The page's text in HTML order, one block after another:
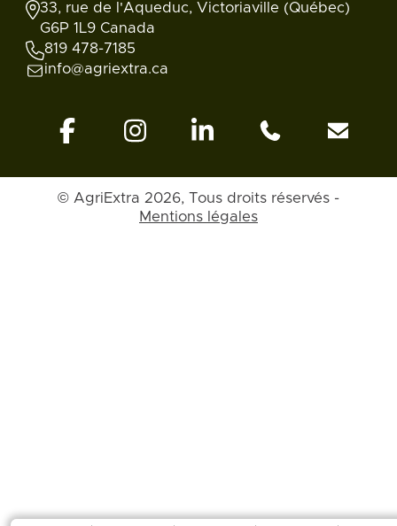
33, rue de l'Aqueduc, Victoriaville (Québec)
G6P 1L9 Canada
819 478-7185
info@agriextra.ca
© AgriExtra 2026, Tous droits réservés -
Mentions légales